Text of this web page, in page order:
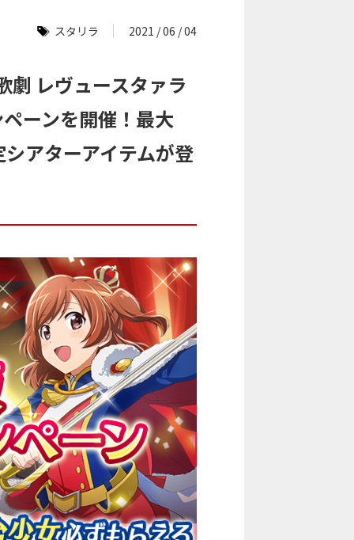
スタリラ 2021 / 06 / 04
レヴュースタァラ
ーンを開催！最大
アターアイテムが登